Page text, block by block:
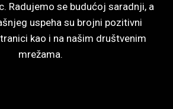
Radujemo se budućoj saradnji, a
uspeha su brojni pozitivni
kao i na našim društvenim
mrežama.